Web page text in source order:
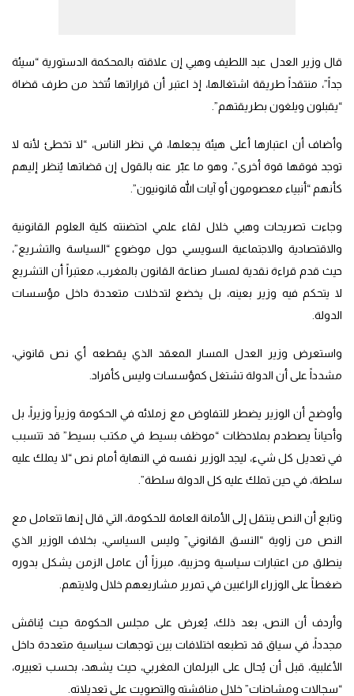
قال وزير العدل عبد اللطيف وهبي إن علاقته بالمحكمة الدستورية “سيئة
جداً”، منتقداً طريقة اشتغالها، إذ اعتبر أن قراراتها تُتخذ من طرف قضاة
“يقبلون ويلغون بطريقتهم”.
وأضاف أن اعتبارها أعلى هيئة يجعلها، في نظر الناس، “لا تخطئ لأنه لا
توجد فوقها قوة أخرى”، وهو ما عبّر عنه بالقول إن قضاتها يُنظر إليهم
كأنهم “أنبياء معصومون أو آيات الله قانونيون”.
وجاءت تصريحات وهبي خلال لقاء علمي احتضنته كلية العلوم القانونية
والاقتصادية والاجتماعية السويسي حول موضوع “السياسة والتشريع”،
حيث قدم قراءة نقدية لمسار صناعة القانون بالمغرب، معتبراً أن التشريع
لا يتحكم فيه وزير بعينه، بل يخضع لتدخلات متعددة داخل مؤسسات
الدولة.
واستعرض وزير العدل المسار المعقد الذي يقطعه أي نص قانوني،
مشدداً على أن الدولة تشتغل كمؤسسات وليس كأفراد.
وأوضح أن الوزير يضطر للتفاوض مع زملائه في الحكومة وزيراً وزيراً، بل
وأحياناً يصطدم بملاحظات “موظف بسيط في مكتب بسيط” قد تتسبب
في تعديل كل شيء، ليجد الوزير نفسه في النهاية أمام نص “لا يملك عليه
سلطة، في حين تملك عليه كل الدولة سلطة”.
وتابع أن النص ينتقل إلى الأمانة العامة للحكومة، التي قال إنها تتعامل مع
النص من زاوية “النسق القانوني” وليس السياسي، بخلاف الوزير الذي
ينطلق من اعتبارات سياسية وحزبية، مبرزاً أن عامل الزمن يشكل بدوره
ضغطاً على الوزراء الراغبين في تمرير مشاريعهم خلال ولايتهم.
وأردف أن النص، بعد ذلك، يُعرض على مجلس الحكومة حيث يُناقش
مجدداً، في سياق قد تطبعه اختلافات بين توجهات سياسية متعددة داخل
الأغلبية، قبل أن يُحال على البرلمان المغربي، حيث يشهد، بحسب تعبيره،
“سجالات ومشاحنات” خلال مناقشته والتصويت على تعديلاته.